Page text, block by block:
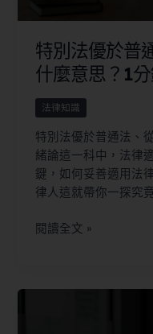
特別法優於普
什麼意思？1
法律知識
特別法優於普通法、
緒論這一科中，法律
鍵，如何妥善適用法
律人這就帶你一探究竟
閱讀全文 »